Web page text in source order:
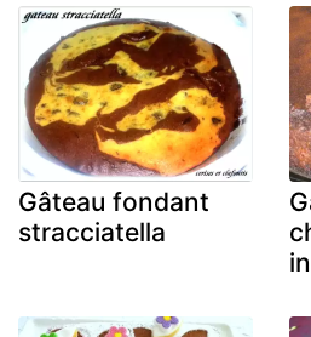
Gâteau fondant
stracciatella